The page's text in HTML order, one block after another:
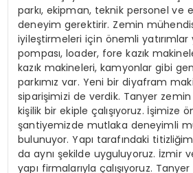
parkı, ekipman, teknik personel ve
deneyim gerektirir. Zemin
iyileştirmeleri için önemli yatırımlar
pompası, loader, fore kazık
kazık makineleri, kamyonlar gibi
parkımız var. Yeni bir diyafram
siparişimizi de verdik. Tanyer zemin
kişilik bir ekiple çalışıyoruz. İşimize
şantiyemizde mutlaka deneyimli
bulunuyor. Yapı tarafındaki
da aynı şekilde uyguluyoruz. İzmir
yapı firmalarıyla çalışıyoruz.